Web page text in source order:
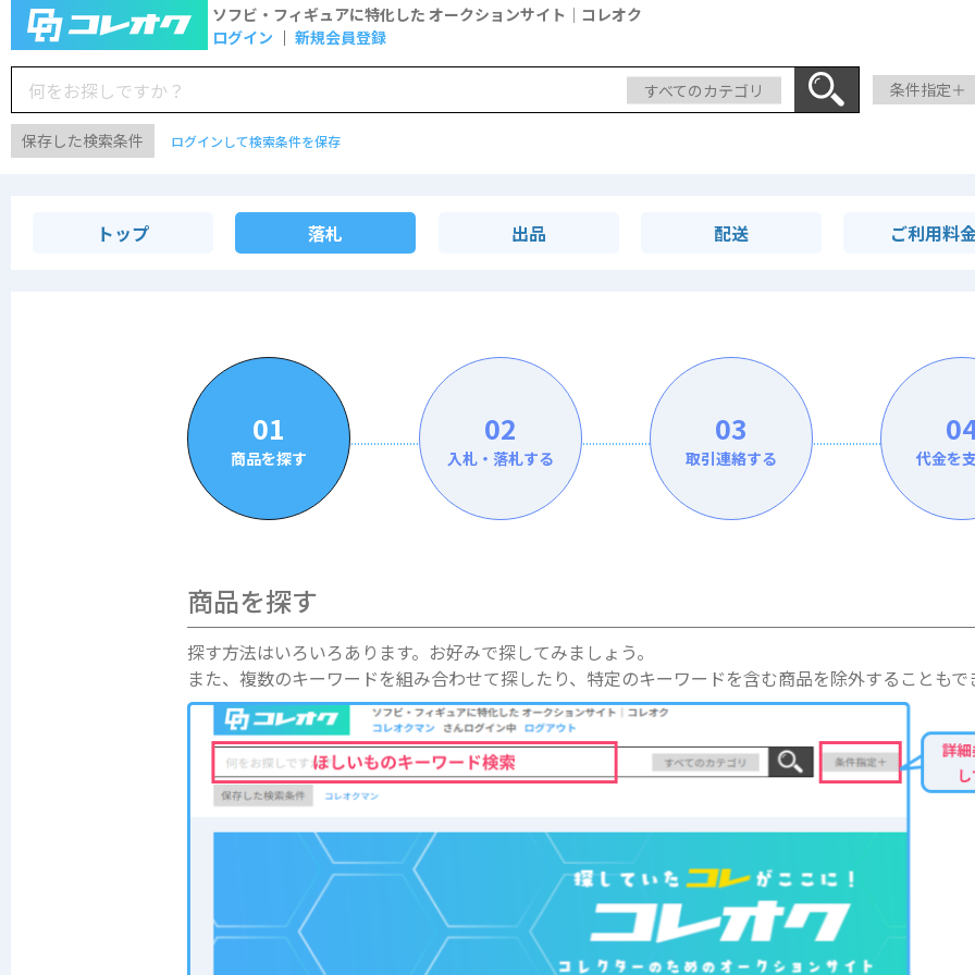
ソフビ・フィギュアに特化した オークションサイト｜コレオク
ログイン
新規会員登録
すべてのカテゴリ 条件指定＋
保存した検索条件 ログインして検索条件を保存
トップ 落札 出品 配送 ご利用料
01
商品を探す
02
入札・落札する
03
取引連絡する 代金を
商品を探す
探す方法はいろいろあります。お好みで探してみましょう。
また、複数のキーワードを組み合わせて探したり、特定のキーワードを含む商品を除外することもで